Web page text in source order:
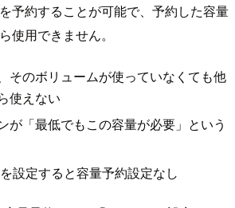
予約することが可能で、予約した容量
使用できません。
そのボリュームが使っていなくても他
使えない
が「最低でもこの容量が必要」という
を設定すると容量予約設定なし